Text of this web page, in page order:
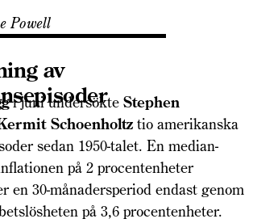
Powell
av
i juni undersökte Stephen
Schoenholtz tio amerikanska
sedan 1950-talet. En median­
på 2 procentenheter
en 30-månadersperiod endast genom
på 3,6 procentenheter.